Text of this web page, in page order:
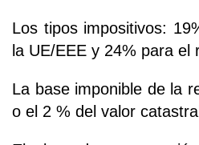
Los tipos impositivos:
la UE/EEE y 24% para el
La base imponible de la
o el 2 % del valor